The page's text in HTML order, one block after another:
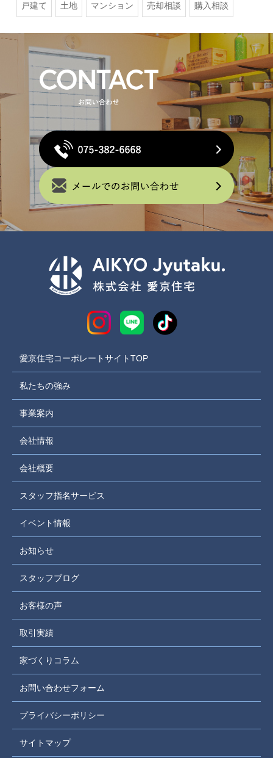
戸建て 土地 マンション 売却相談 購入相談
愛京住宅コーポレートサイトTOP
私たちの強み
事業案内
会社情報
会社概要
スタッフ指名サービス
イベント情報
お知らせ
スタッフブログ
お客様の声
取引実績
家づくりコラム
お問い合わせフォーム
プライバシーポリシー
サイトマップ